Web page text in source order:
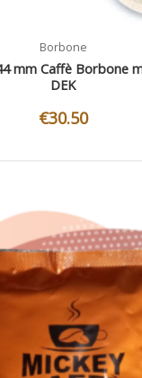
Borbone
mm Caffè Borbone
DEK
€30.50